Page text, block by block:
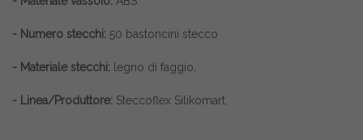
- Numero stecchi: 50 bastoncini stecco
- Materiale stecchi: legno di faggio,
- Linea/Produttore: Steccoflex Silikomart.